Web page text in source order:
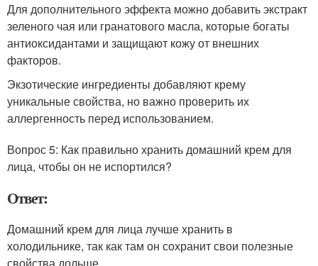
Для дополнительного эффекта можно добавить экстракт
зеленого чая или гранатового масла, которые богаты
антиоксидантами и защищают кожу от внешних
факторов.
Экзотические ингредиенты добавляют крему
уникальные свойства, но важно проверить их
аллергенность перед использованием.
Вопрос 5: Как правильно хранить домашний крем для
лица, чтобы он не испортился?
Ответ:
Домашний крем для лица лучше хранить в
холодильнике, так как там он сохранит свои полезные